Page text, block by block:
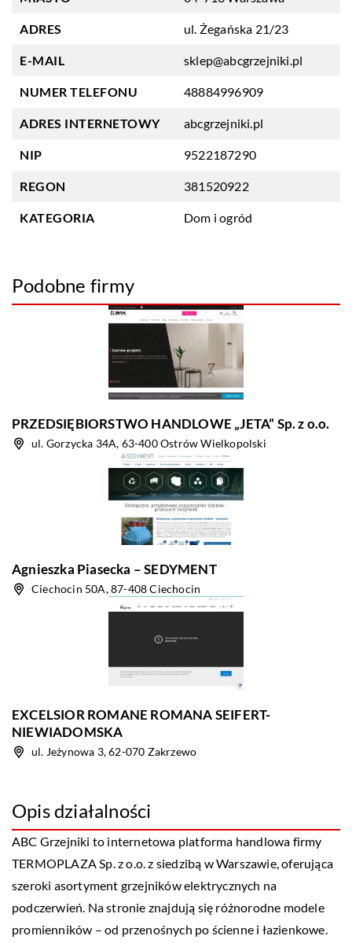
ADRES ul. Żegańska 21/23
E-MAIL sklep@abcgrzejniki.pl
NUMER TELEFONU 48884996909
ADRES INTERNETOWY abcgrzejniki.pl
NIP 9522187290
REGON 381520922
KATEGORIA Dom i ogród
Podobne firmy
PRZEDSIĘBIORSTWO HANDLOWE „JETA” Sp. z o.o.
ul. Gorzycka 34A, 63-400 Ostrów Wielkopolski
Agnieszka Piasecka – SEDYMENT
Ciechocin 50A, 87-408 Ciechocin
EXCELSIOR ROMANE ROMANA SEIFERT-
NIEWIADOMSKA
ul. Jeżynowa 3, 62-070 Zakrzewo
Opis działalności
ABC Grzejniki to internetowa platforma handlowa firmy
TERMOPLAZA Sp. z o.o. z siedzibą w Warszawie, oferująca
szeroki asortyment grzejników elektrycznych na
podczerwień. Na stronie znajdują się różnorodne modele
promienników – od przenośnych po ścienne i łazienkowe.